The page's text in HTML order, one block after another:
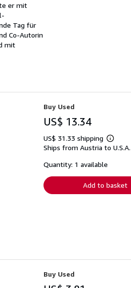
er mit
Tag für
Co-Autorin
mit
Buy Used
US$ 13.34
US$ 31.33 shipping
Learn
more
Ships from Austria to U.S.A.
Quantity: 1 available
Add to basket
Buy Used